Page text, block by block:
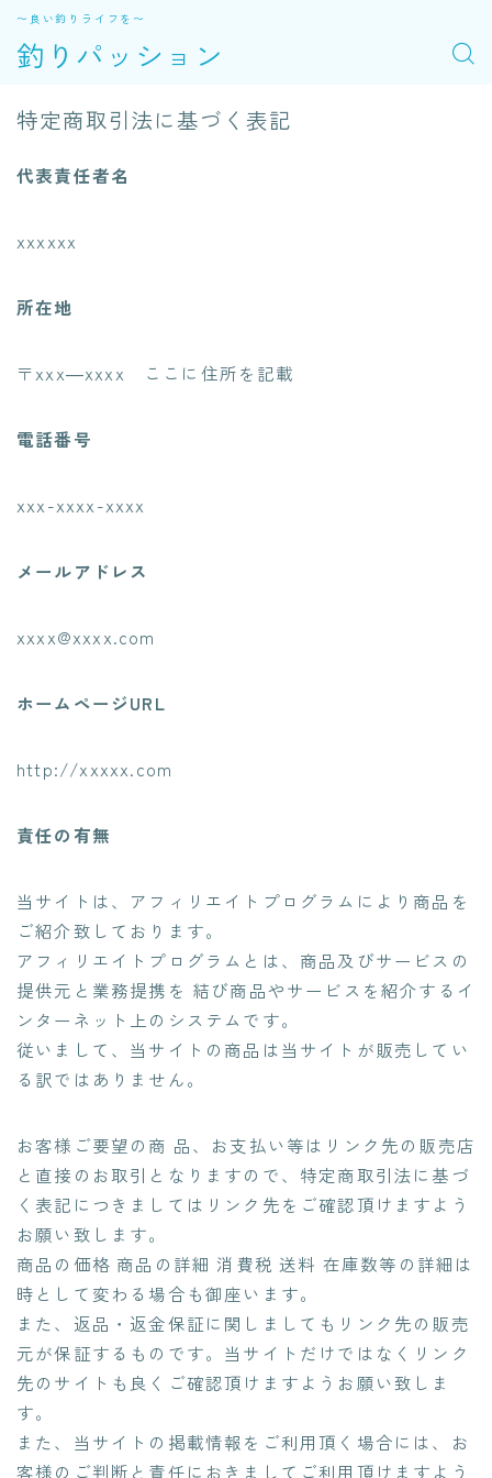
釣りパッション
〜良い釣りライフを〜
特定商取引法に基づく表記
代表責任者名
xxxxxx
所在地
〒xxx―xxxx ここに住所を記載
電話番号
xxx-xxxx-xxxx
メールアドレス
xxxx@xxxx.com
ホームページURL
http://xxxxx.com
責任の有無
当サイトは、アフィリエイトプログラムにより商品を
ご紹介致しております。
アフィリエイトプログラムとは、商品及びサービスの
提供元と業務提携を 結び商品やサービスを紹介するイ
ンターネット上のシステムです。
従いまして、当サイトの商品は当サイトが販売してい
る訳ではありません。
お客様ご要望の商 品、お支払い等はリンク先の販売店
と直接のお取引となりますので、特定商取引法に基づ
く表記につきましてはリンク先をご確認頂けますよう
お願い致します。
商品の価格 商品の詳細 消費税 送料 在庫数等の詳細は
時として変わる場合も御座います。
また、返品・返金保証に関しましてもリンク先の販売
元が保証するものです。当サイトだけではなくリンク
先のサイトも良くご確認頂けますようお願い致しま
す。
また、当サイトの掲載情報をご利用頂く場合には、お
客様のご判断と責任におきましてご利用頂けますよう